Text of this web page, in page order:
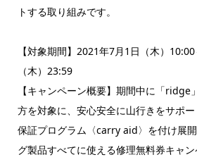
トする取り組みです。
【対象期間】2021年7月1日（木）
（木）23:59
【キャンペーン概要】期間中に「ridge
方を対象に、安心安全に山行きをサポ
保証プログラム〈carry aid〉を付け展
グ製品すべてに使える修理無料券キャ